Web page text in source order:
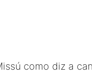
como diz a